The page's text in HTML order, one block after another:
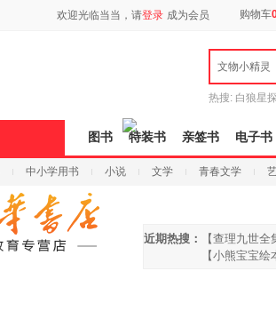
欢迎光临当当，请登录 成为会员 购物车
文物小精灵
热搜: 白狼星
图书 特装书 亲签书 电子书
中小学用书 小说 文学 青春文学
电子书
近期热搜：
【查理九世全
【小熊宝宝绘